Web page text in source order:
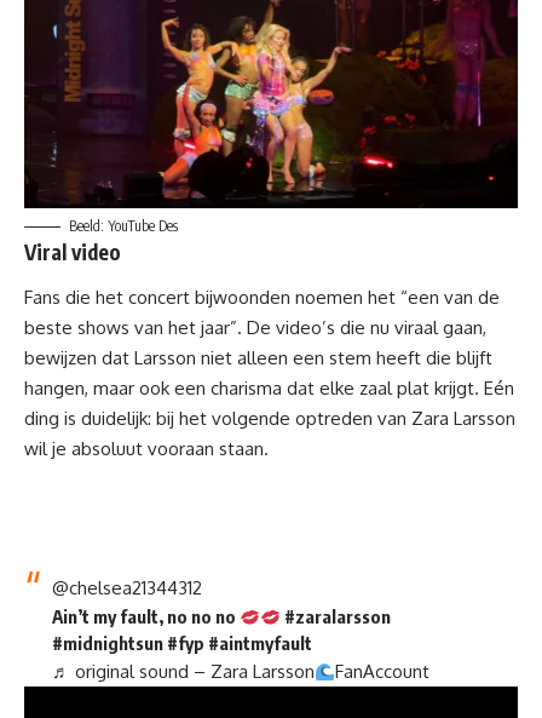
Beeld: YouTube Des
Viral video
Fans die het concert bijwoonden noemen het “een van de
beste shows van het jaar”. De video’s die nu viraal gaan,
bewijzen dat Larsson niet alleen een stem heeft die blijft
hangen, maar ook een charisma dat elke zaal plat krijgt. Eén
ding is duidelijk: bij het volgende optreden van Zara Larsson
wil je absoluut vooraan staan.
@chelsea21344312
Ain’t my fault, no no no
#zaralarsson
#midnightsun #fyp #aintmyfault
♬ original sound – Zara Larsson FanAccount